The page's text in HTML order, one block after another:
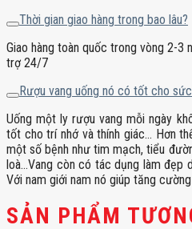
Thời gian giao hàng trong bao lâu?
Giao hàng toàn quốc trong vòng 2-3
trợ 24/7
Rượu vang uống nó có tốt cho
Uống một ly rượu vang mỗi ngày
tốt cho trí nhớ và thính giác… Hơn
một số bệnh như tim mạch, tiểu
loà…Vang còn có tác dụng làm đẹp
Với nam giới nam nó giúp tăng
SẢN PHẨM